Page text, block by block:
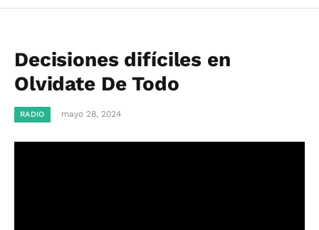
Decisiones difíciles en
Olvidate De Todo
RADIO mayo 28, 2024